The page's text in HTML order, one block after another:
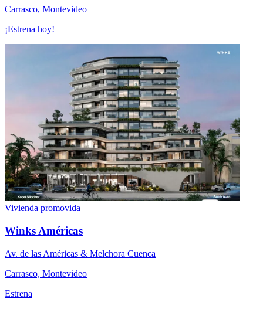
Carrasco, Montevideo
¡Estrena hoy!
Vivienda promovida
Winks Américas
Av. de las Américas & Melchora Cuenca
Carrasco, Montevideo
Estrena